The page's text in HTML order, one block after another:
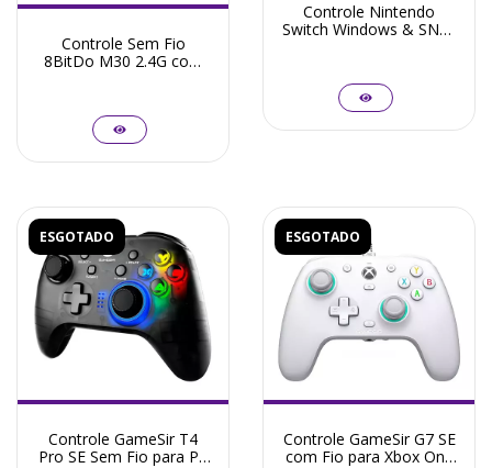
Controle Sem Fio
8BitDo M30 2.4G com
Controle Nintendo
Switch Windows & SNES
ESGOTADO
Controle GameSir T4
Pro SE Sem Fio para PC
ESGOTADO
Controle GameSir G7 SE
com Fio para Xbox One